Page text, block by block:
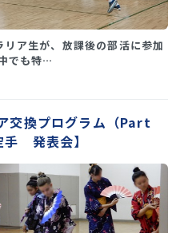
リア生が、放課後の部活に参加
でも特…
交換プログラム（Part
手 発表会】